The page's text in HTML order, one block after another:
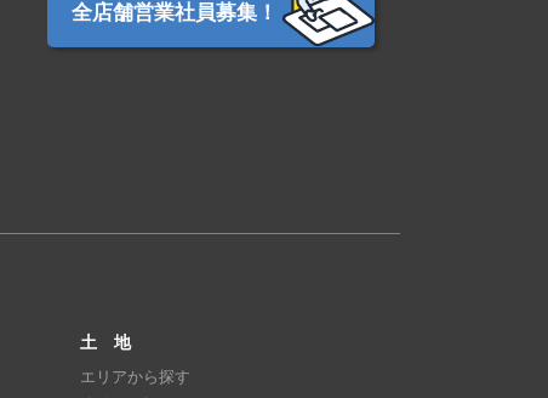
全店舗営業社員募集！
土 地
エリアから探す